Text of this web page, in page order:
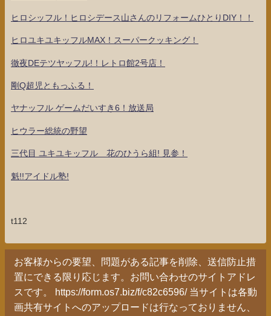
ヒロシッフル！ヒロシデース山さんのリフォームひとりDIY！！
ヒロユキユキッフルMAX！スーパークッキング！
徹夜DEテツヤッフル!！レトロ館2号店！
剛Q超児ともっふる！
ヤナッフル ゲームだいすき6！放送局
ヒウラー総統の野望
三代目 ユキユキッフル 花のひうら組! 見参！
魁!!アイドル塾!
t112
お客様からの要望、問題がある記事を削除、送信防止措
置にできる限り応じます。お問い合わせのサイトアドレ
スです。 https://form.os7.biz/f/c82c6596/ 当サイトは各動
画共有サイトへのアップロードは行なっておりません、